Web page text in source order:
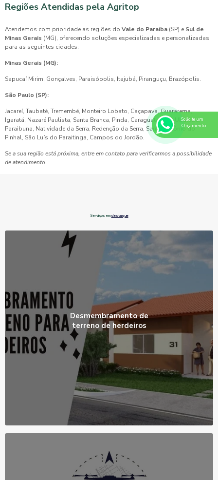
Regiões Atendidas pela Agritop
Atendemos com prioridade as regiões do Vale do Paraíba (SP) e Sul de
Minas Gerais (MG), oferecendo soluções especializadas e personalizadas
para as seguintes cidades:
Minas Gerais (MG):
Sapucaí Mirim, Gonçalves, Paraisópolis, Itajubá, Piranguçu, Brazópolis.
São Paulo (SP):
Jacareí, Taubaté, Tremembé, Monteiro Lobato, Caçapava, Guararema,
Igaratá, Nazaré Paulista, Santa Branca, Pinda, Caraguatatuba, Ubatuba,
Paraibuna, Natividade da Serra, Redenção da Serra, Santo Antônio do
Pinhal, São Luís do Paraitinga, Campos do Jordão.
Se a sua região está próxima, entre em contato para verificarmos a possibilidade
de atendimento.
Serviços emdestaque
Desmembramento de
terreno de herdeiros
Solicite um
Orçamento